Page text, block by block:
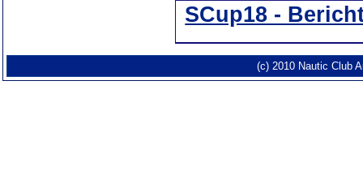
SCup18 -
(c) 2010 Nautic Club